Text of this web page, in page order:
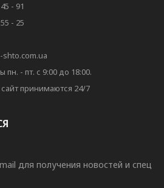
- 91
- 25
пн. - пт. с 9:00 до 18:00.
принимаются 24/7
для получения новостей и спец